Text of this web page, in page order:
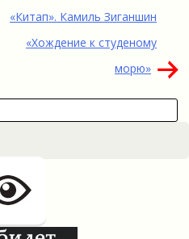
«Китап». Камиль Зиганшин
«Хождение к студеному
морю»